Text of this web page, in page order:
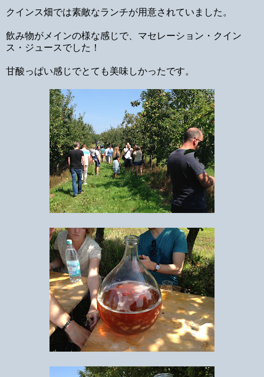
クインス畑では素敵なランチが用意されていました。
飲み物がメインの様な感じで、マセレーション・クイン
ス・ジュースでした！
甘酸っぱい感じでとても美味しかったです。